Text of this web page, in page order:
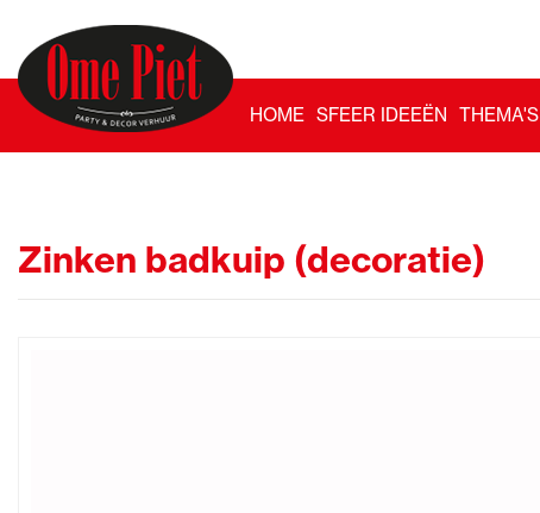
HOME SFEER IDEEËN THEMA'S
Zinken badkuip (decoratie)